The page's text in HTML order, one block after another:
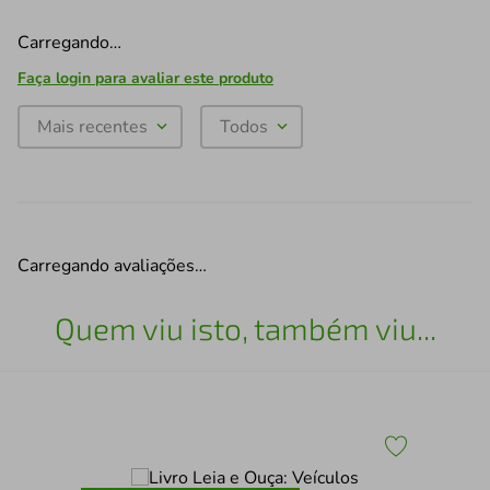
Carregando…
Faça login para avaliar este produto
Mais recentes Todos
Carregando avaliações…
Quem viu isto, também viu...